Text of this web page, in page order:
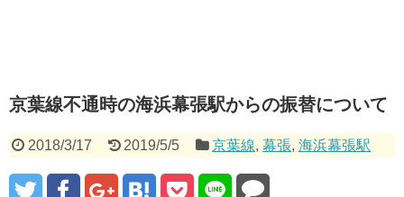
京葉線不通時の海浜幕張駅からの振替について
2018/3/17 2019/5/5 京葉線,幕張,海浜幕張駅